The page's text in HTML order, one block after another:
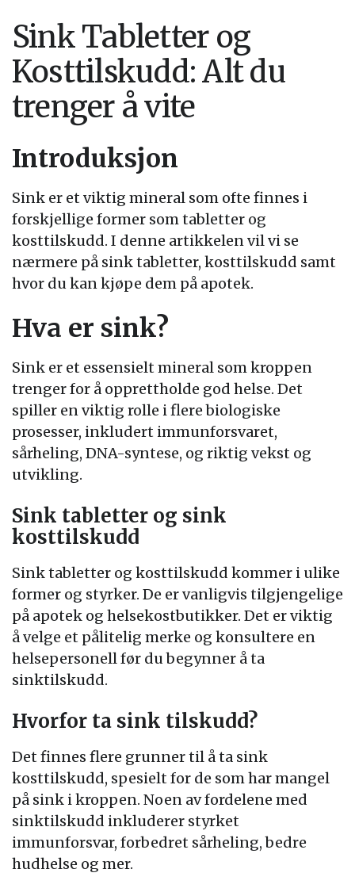
Sink Tabletter og
Kosttilskudd: Alt du
trenger å vite
Introduksjon
Sink er et viktig mineral som ofte finnes i
forskjellige former som tabletter og
kosttilskudd. I denne artikkelen vil vi se
nærmere på sink tabletter, kosttilskudd samt
hvor du kan kjøpe dem på apotek.
Hva er sink?
Sink er et essensielt mineral som kroppen
trenger for å opprettholde god helse. Det
spiller en viktig rolle i flere biologiske
prosesser, inkludert immunforsvaret,
sårheling, DNA-syntese, og riktig vekst og
utvikling.
Sink tabletter og sink
kosttilskudd
Sink tabletter og kosttilskudd kommer i ulike
former og styrker. De er vanligvis tilgjengelige
på apotek og helsekostbutikker. Det er viktig
å velge et pålitelig merke og konsultere en
helsepersonell før du begynner å ta
sinktilskudd.
Hvorfor ta sink tilskudd?
Det finnes flere grunner til å ta sink
kosttilskudd, spesielt for de som har mangel
på sink i kroppen. Noen av fordelene med
sinktilskudd inkluderer styrket
immunforsvar, forbedret sårheling, bedre
hudhelse og mer.